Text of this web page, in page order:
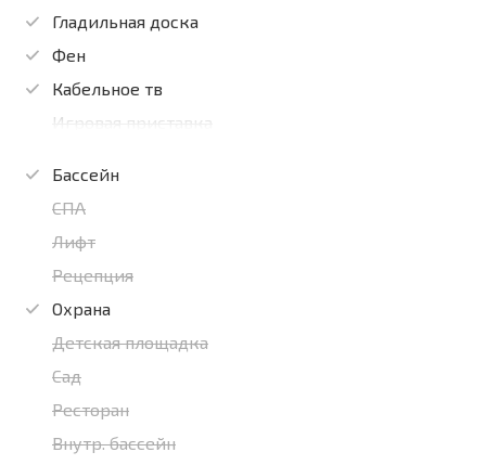
Гладильная доска
Фен
Кабельное тв
Игровая приставка
Бассейн
СПА
Лифт
Рецепция
Охрана
Детская площадка
Сад
Ресторан
Внутр. бассейн